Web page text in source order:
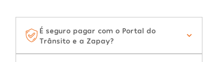
É seguro pagar com o Portal do
Trânsito e a Zapay?